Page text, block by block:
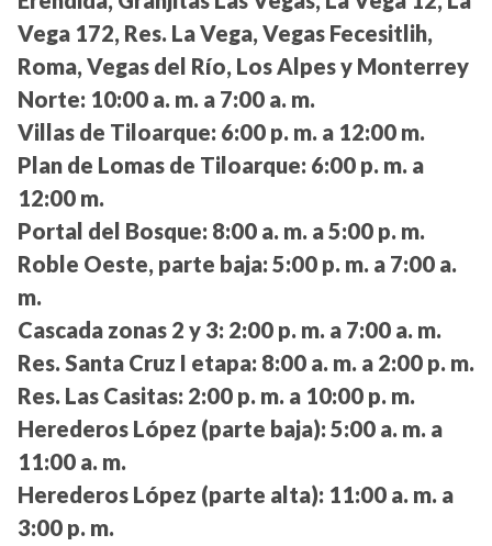
Vega 172, Res. La Vega, Vegas Fecesitlih,
Roma, Vegas del Río, Los Alpes y Monterrey
Norte: 10:00 a. m. a 7:00 a. m.
Villas de Tiloarque: 6:00 p. m. a 12:00 m.
Plan de Lomas de Tiloarque: 6:00 p. m. a
12:00 m.
Portal del Bosque: 8:00 a. m. a 5:00 p. m.
Roble Oeste, parte baja: 5:00 p. m. a 7:00 a.
m.
Cascada zonas 2 y 3: 2:00 p. m. a 7:00 a. m.
Res. Santa Cruz I etapa: 8:00 a. m. a 2:00 p. m.
Res. Las Casitas: 2:00 p. m. a 10:00 p. m.
Herederos López (parte baja): 5:00 a. m. a
11:00 a. m.
Herederos López (parte alta): 11:00 a. m. a
3:00 p. m.